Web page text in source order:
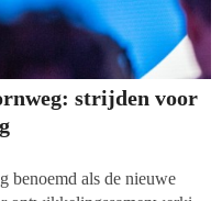
strijden voor
benoemd als de nieuwe